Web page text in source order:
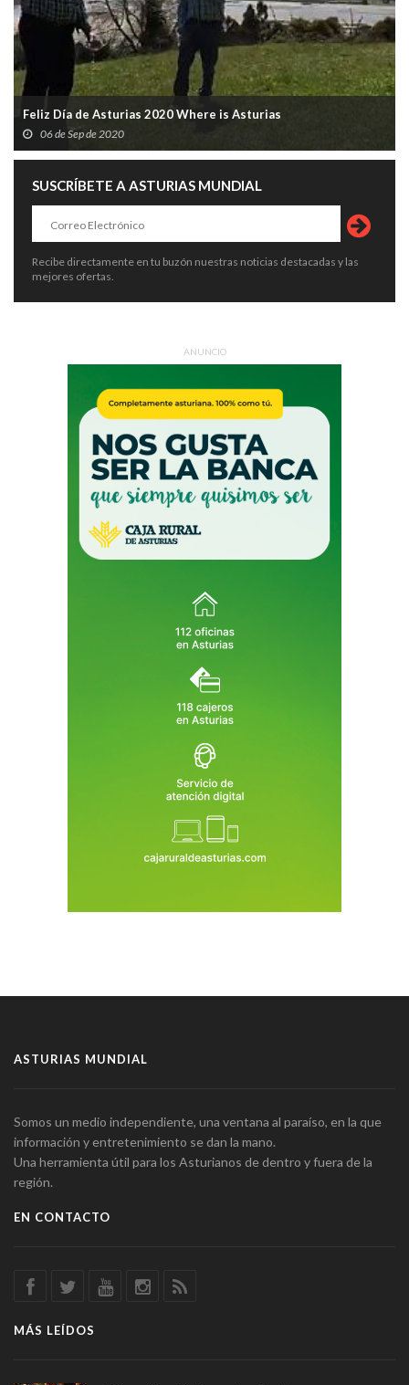
Feliz Día de Asturias 2020 Where is Asturias
06 de Sep de 2020
SUSCRÍBETE A ASTURIAS MUNDIAL
Recibe directamente en tu buzón nuestras noticias destacadas y las
mejores ofertas.
ANUNCIO
ASTURIAS MUNDIAL
Somos un medio independiente, una ventana al paraíso, en la que
información y entretenimiento se dan la mano.
Una herramienta útil para los Asturianos de dentro y fuera de la
región.
EN CONTACTO
MÁS LEÍDOS